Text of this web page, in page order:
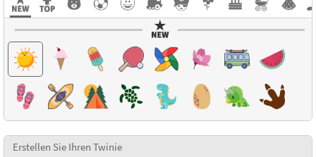
Erstellen Sie Ihren Twinie